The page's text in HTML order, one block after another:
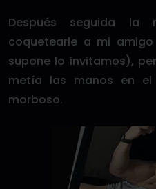
Después seguida la
coquetearle a mi
supone lo invitamos),
metía las manos en
morboso.